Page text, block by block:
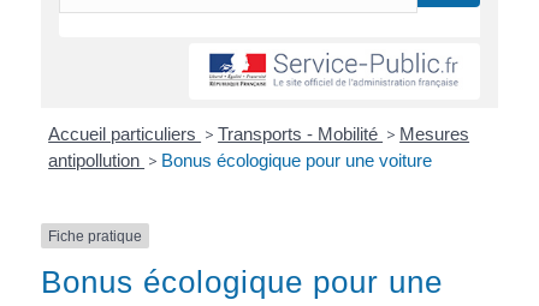
Accueil particuliers > Transports - Mobilité > Mesures
antipollution > Bonus écologique pour une voiture
Fiche pratique
Bonus écologique pour une